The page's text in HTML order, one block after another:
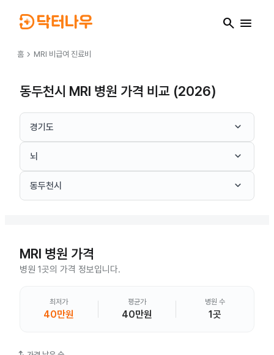
search menu
홈 chevron_right MRI 비급여 진료비
동두천시 MRI 병원 가격 비교 (2026)
경기도 keyboard_arrow_down
뇌 keyboard_arrow_down
동두천시 keyboard_arrow_down
MRI 병원 가격
병원 1곳의 가격 정보입니다.
최저가
40만원
평균가
40만원
병원 수
1곳